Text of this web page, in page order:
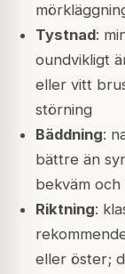
Tystnad:
oundvikligt
eller vitt
störning
Bäddning:
bättre än
bekväm och
Riktning:
eller öster;